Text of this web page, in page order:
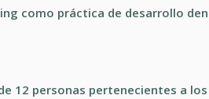
como práctica de desarrollo
12 personas pertenecientes a